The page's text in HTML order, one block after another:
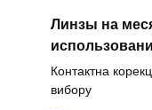
Линзы на
Контактна
вибору